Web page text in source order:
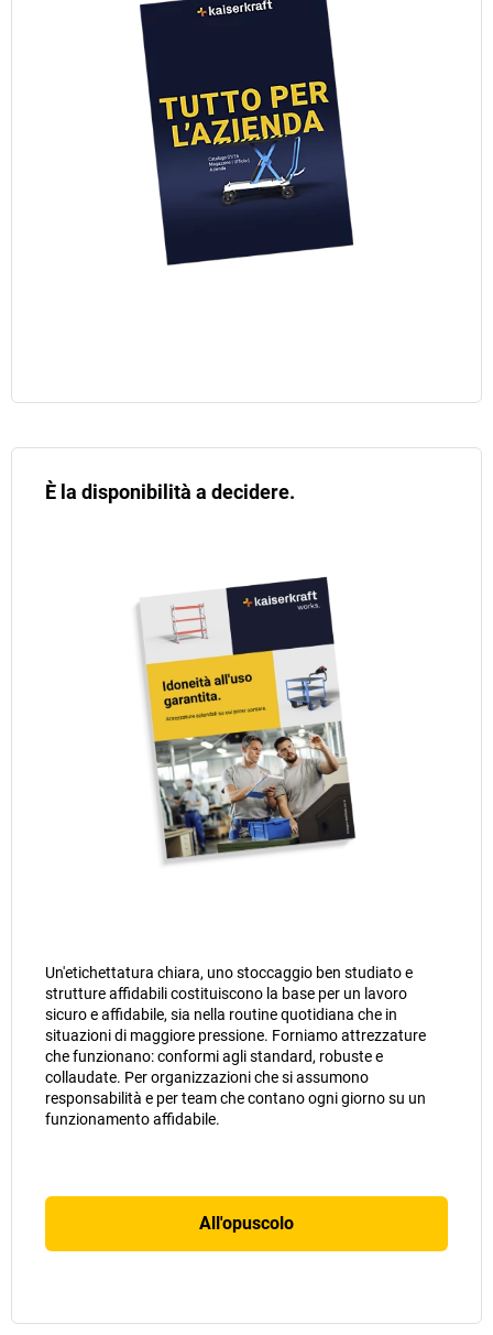
È la disponibilità a decidere.
Un'etichettatura chiara, uno stoccaggio ben studiato e
strutture affidabili costituiscono la base per un lavoro
sicuro e affidabile, sia nella routine quotidiana che in
situazioni di maggiore pressione. Forniamo attrezzature
che funzionano: conformi agli standard, robuste e
collaudate. Per organizzazioni che si assumono
responsabilità e per team che contano ogni giorno su un
funzionamento affidabile.
All'opuscolo